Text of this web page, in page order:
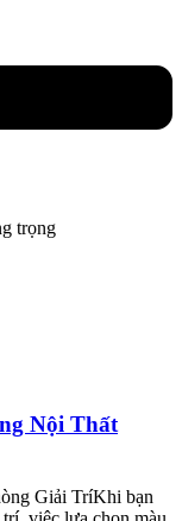
trọng
Nội Thất
Giải TríKhi bạn